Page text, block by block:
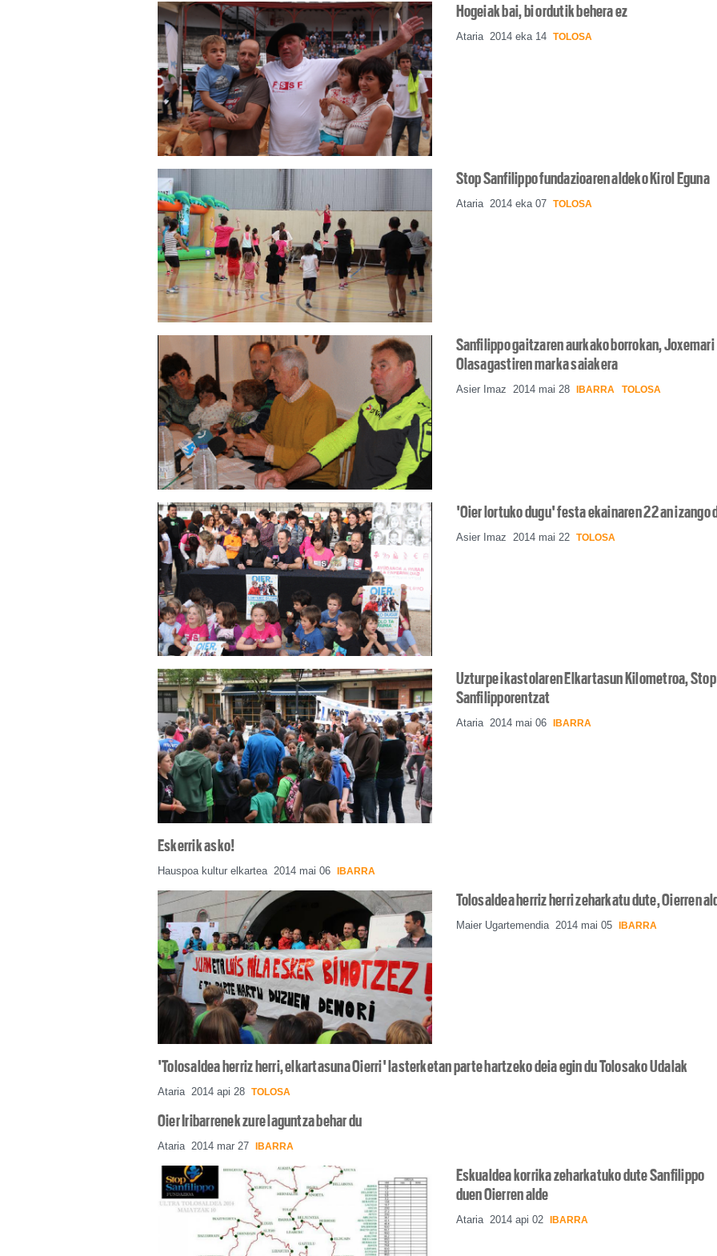
Hogeiak bai, bi ordutik behera ez
Ataria 2014 eka 14 TOLOSA
Stop Sanfilippo fundazioaren aldeko Kirol Eguna
Ataria 2014 eka 07 TOLOSA
Sanfilippo gaitzaren aurkako borrokan, Joxemari
Olasagastiren marka saiakera
Asier Imaz 2014 mai 28 IBARRA TOLOSA
'Oier lortuko dugu' festa ekainaren 22an izango
Asier Imaz 2014 mai 22 TOLOSA
Uzturpe ikastolaren Elkartasun Kilometroa, Stop
Sanfilipporentzat
Ataria 2014 mai 06 IBARRA
Eskerrik asko!
Hauspoa kultur elkartea 2014 mai 06 IBARRA
Tolosaldea herriz herri zeharkatu dute, Oierren
Maier Ugartemendia 2014 mai 05 IBARRA
'Tolosaldea herriz herri, elkartasuna Oierri' lasterketan parte hartzeko deia egin du Tolosako Udalak
Ataria 2014 api 28 TOLOSA
Oier Iribarrenek zure laguntza behar du
Ataria 2014 mar 27 IBARRA
Eskualdea korrika zeharkatuko dute Sanfilippo
duen Oierren alde
Ataria 2014 api 02 IBARRA